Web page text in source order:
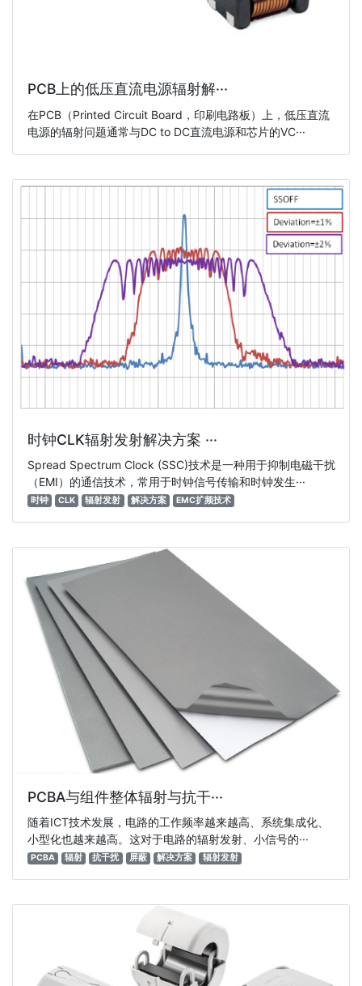
PCB上的低压直流电源辐射解···
在PCB（Printed Circuit Board，印刷电路板）上，低压直流
电源的辐射问题通常与DC to DC直流电源和芯片的VC···
时钟CLK辐射发射解决方案 ···
Spread Spectrum Clock (SSC)技术是一种用于抑制电磁干扰
（EMI）的通信技术，常用于时钟信号传输和时钟发生···
时钟 CLK 辐射发射 解决方案 EMC扩频技术
PCBA与组件整体辐射与抗干···
随着ICT技术发展，电路的工作频率越来越高、系统集成化、
小型化也越来越高。这对于电路的辐射发射、小信号的···
PCBA 辐射 抗干扰 屏蔽 解决方案 辐射发射